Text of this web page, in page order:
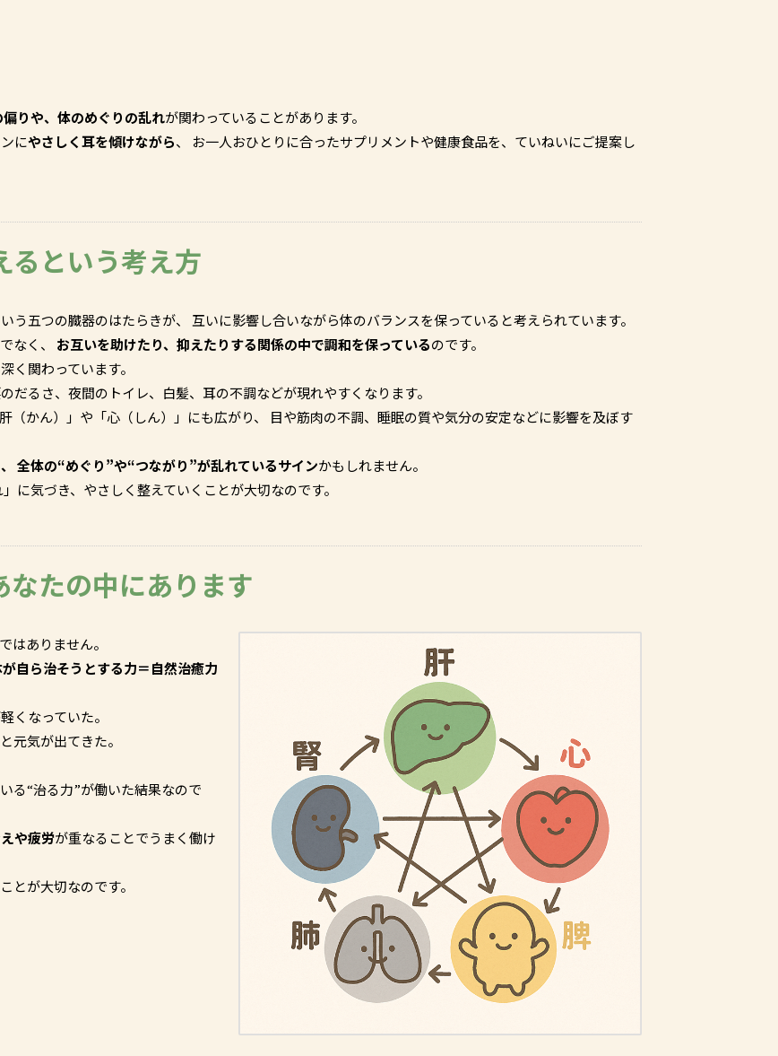
りや、体のめぐりの乱れが関わっていることがあります。
にやさしく耳を傾けながら、 お一人おひとりに合ったサプリメントや健康食品を、ていねいにご提案し
るという考え方
う五つの臓器のはたらきが、 互いに影響し合いながら体のバランスを保っていると考えられています。
なく、 お互いを助けたり、抑えたりする関係の中で調和を保っているのです。
く関わっています。
だるさ、夜間のトイレ、白髪、耳の不調などが現れやすくなります。
（かん）」や「心（しん）」にも広がり、 目や筋肉の不調、睡眠の質や気分の安定などに影響を及ぼす
全体の“めぐり”や“つながり”が乱れているサインかもしれません。
に気づき、やさしく整えていくことが大切なのです。
なたの中にあります
はありません。
自ら治そうとする力＝自然治癒力
くなっていた。
元気が出てきた。
る“治る力”が働いた結果なので
や疲労が重なることでうまく働け
とが大切なのです。